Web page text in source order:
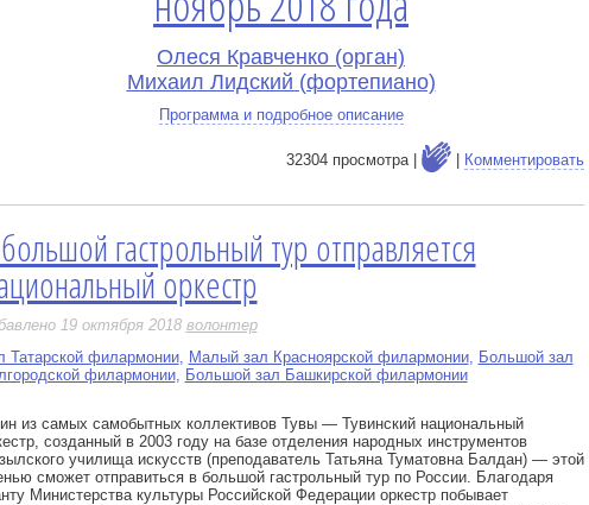
Олеся Кравченко (орган)
Михаил Лидский (фортепиано)
Программа и подробное описание
32304 просмотра | Комментировать
гастрольный тур отправляется
оркестр
19 октября 2018 волонтер
Татарской филармонии, Малый зал Красноярской филармонии, Большой зал
филармонии, Большой зал Башкирской филармонии
из самых самобытных коллективов Тувы — Тувинский национальный
созданный в 2003 году на базе отделения народных инструментов
училища искусств (преподаватель Татьяна Туматовна Балдан) — этой
сможет отправиться в большой гастрольный тур по России. Благодаря
Министерства культуры Российской Федерации оркестр побывает